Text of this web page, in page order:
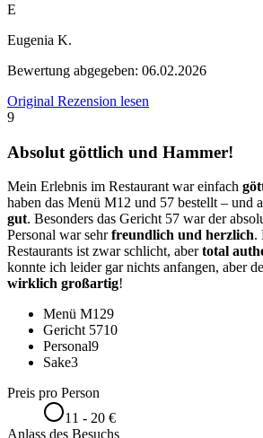
E
Eugenia K.
Bewertung abgegeben: 06.02.2026
Original Rezension lesen
9
Absolut göttlich und Hammer!
Mein Erlebnis im Restaurant war einfach
haben das Menü M12 und 57 bestellt – und
gut. Besonders das Gericht 57 war der
Personal war sehrfreundlich und herzlich.
Restaurants ist zwar schlicht, abertotal
konnte ich leider gar nichts anfangen, aber
wirklich großartig!
Menü M129
Gericht 5710
Personal9
Sake3
Preis pro Person
11 - 20 €
Anlass des Besuchs